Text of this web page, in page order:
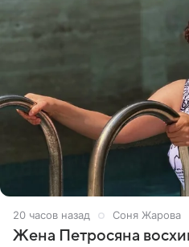
20 часов назад Соня Жарова
Жена Петросяна